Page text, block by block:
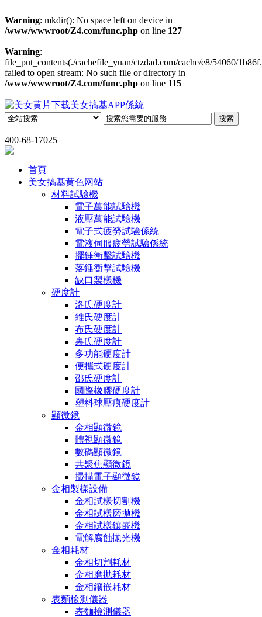
Warning: mkdir(): No space left on device in
/www/wwwroot/Z4.com/func.php on line 127
Warning:
file_put_contents(./cachefile_yuan/ctzdad.com/cache/e8/54060/
failed to open stream: No such file or directory in
/www/wwwroot/Z4.com/func.php on line 115
400-68-17025
首頁
美女搞基黄色网站
材料試驗機
電子萬能試驗機
液壓萬能試驗機
電子式疲勞試驗係統
電液伺服疲勞試驗係統
擺錘衝擊試驗機
落錘衝擊試驗機
缺口製樣機
硬度計
洛氏硬度計
維氏硬度計
布氏硬度計
裏氏硬度計
多功能硬度計
便攜式硬度計
邵氏硬度計
國際橡膠硬度計
塑料球壓痕硬度計
顯微鏡
金相顯微鏡
體視顯微鏡
數碼顯微鏡
共聚焦顯微鏡
掃描電子顯微鏡
金相製樣設備
金相試樣切割機
金相試樣磨拋機
金相試樣鑲嵌機
電解腐蝕拋光機
金相耗材
金相切割耗材
金相磨拋耗材
金相鑲嵌耗材
表麵檢測儀器
表麵檢測儀器